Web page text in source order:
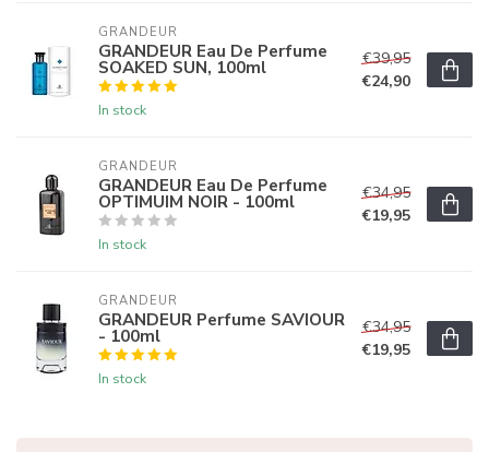
GRANDEUR
GRANDEUR Eau De Perfume
SOAKED SUN, 100ml
In stock
€39,95
€24,90
GRANDEUR
GRANDEUR Eau De Perfume
OPTIMUIM NOIR - 100ml
In stock
€34,95
€19,95
GRANDEUR
GRANDEUR Perfume SAVIOUR
- 100ml
In stock
€34,95
€19,95